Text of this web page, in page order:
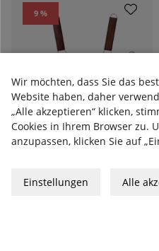
9 %
MICROPLANE
Wir möchten, dass Sie das
Website haben, daher
„Alle akzeptieren“ klicken,
Cookies in Ihrem Browser zu.
anzupassen, klicken Sie auf
Einstellungen Alle